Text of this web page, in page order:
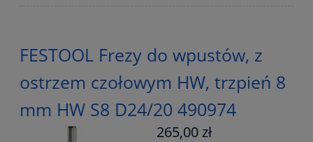
FESTOOL Frezy do wpustów, z
ostrzem czołowym HW, trzpień 8
mm HW S8 D24/20 490974
265,00 zł